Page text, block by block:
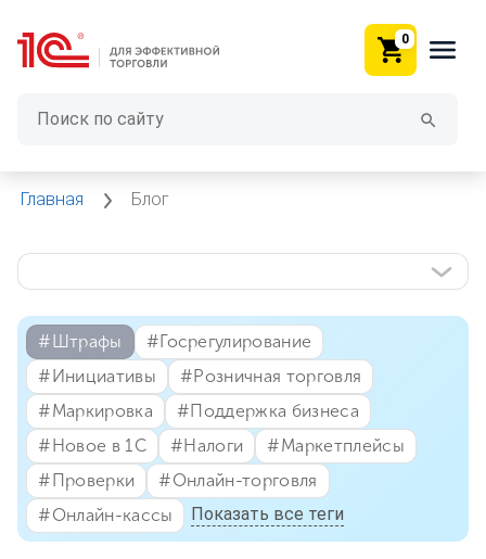
0
Главная Блог
#⁣Штрафы
#⁣Госрегулирование
#⁣Инициативы
#⁣Розничная торговля
#⁣Маркировка
#⁣Поддержка бизнеса
#⁣Новое в 1С
#⁣Налоги
#⁣Маркетплейсы
#⁣Проверки
#⁣Онлайн-торговля
#⁣Онлайн-кассы
Показать все теги